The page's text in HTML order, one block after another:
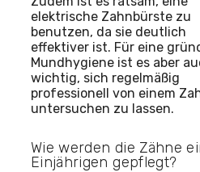
elektrische Zahnbürste zu
benutzen, da sie deutlich
effektiver ist. Für eine
Mundhygiene ist es aber
wichtig, sich regelmäßig
professionell von einem
untersuchen zu lassen.
Wie werden die Zähne
Einjährigen gepflegt?